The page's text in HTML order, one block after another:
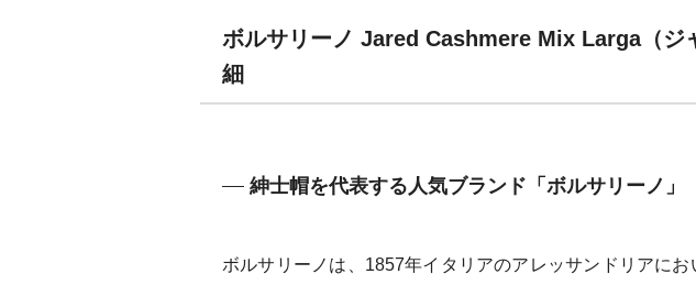
ボルサリーノ Jared Cashmere Mix Larga（
細
紳士帽を代表する人気ブランド「ボルサリーノ」
ボルサリーノは、1857年イタリアのアレッサンドリアに